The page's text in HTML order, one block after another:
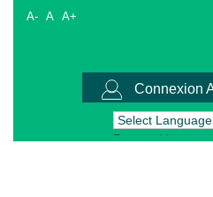
A- A A+
Connexion
Powered by